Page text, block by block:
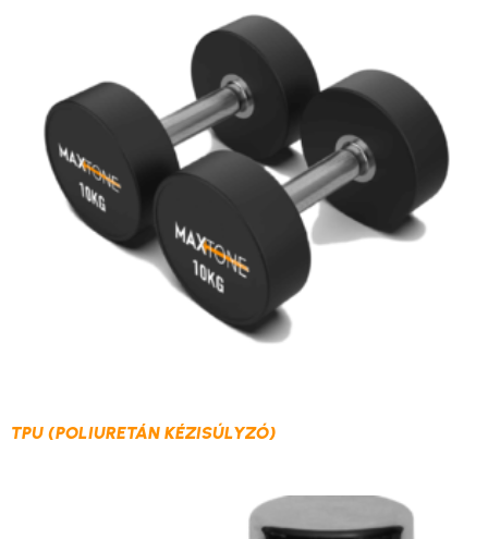
TPU (POLIURETÁN KÉZISÚLYZÓ)